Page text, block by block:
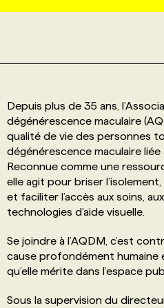
ANNONCEZ AVEC
Depuis plus de 35 ans,
dégénérescence maculaire
qualité de vie des personnes
dégénérescence maculaire liée
Reconnue comme une
elle agit pour briser
et faciliter l’accès aux soins,
technologies d’aide visuelle.
Se joindre à l’AQDM, c’est
cause profondément humaine
qu’elle mérite dans l’espace
Sous la supervision du